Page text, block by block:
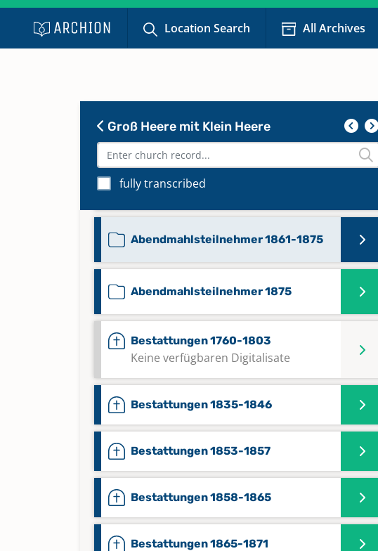
Location Search All Archives
Groß Heere mit Klein Heere
fully transcribed
Abendmahlsteilnehmer 1832-1833
Abendmahlsteilnehmer 1844-1850
Abendmahlsteilnehmer 1851-1861
Abendmahlsteilnehmer 1861-1875
Abendmahlsteilnehmer 1875
Bestattungen 1760-1803
Keine verfügbaren Digitalisate
Bestattungen 1835-1846
Bestattungen 1853-1857
Bestattungen 1858-1865
Bestattungen 1865-1871